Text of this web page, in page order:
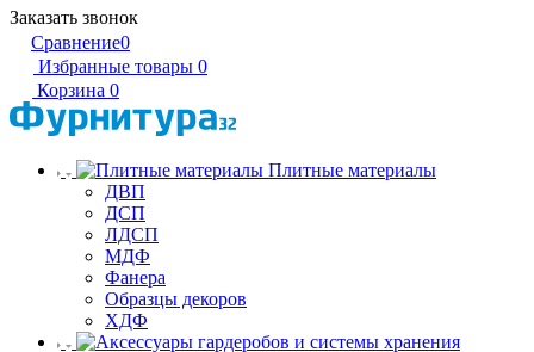
Заказать звонок
Сравнение0
Избранные товары 0
Корзина 0
Плитные материалы
ДВП
ДСП
ЛДСП
МДФ
Фанера
Образцы декоров
ХДФ